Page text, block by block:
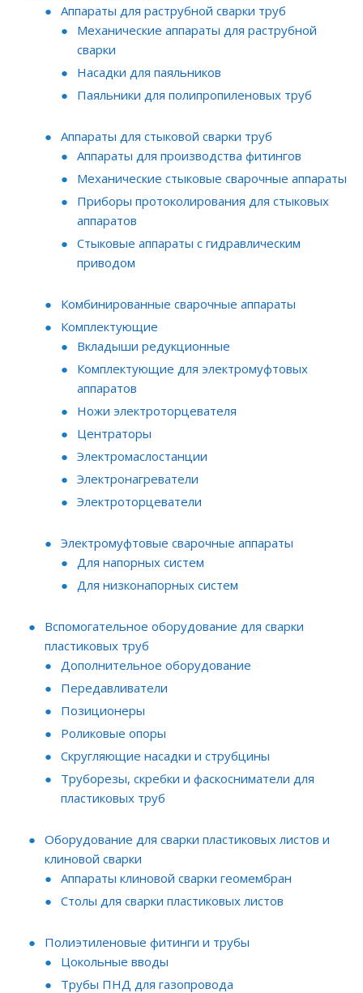
Аппараты для раструбной сварки труб
Механические аппараты для раструбной
сварки
Насадки для паяльников
Паяльники для полипропиленовых труб
Аппараты для стыковой сварки труб
Аппараты для производства фитингов
Механические стыковые сварочные аппараты
Приборы протоколирования для стыковых
аппаратов
Стыковые аппараты с гидравлическим
приводом
Комбинированные сварочные аппараты
Комплектующие
Вкладыши редукционные
Комплектующие для электромуфтовых
аппаратов
Ножи электроторцевателя
Центраторы
Электромаслостанции
Электронагреватели
Электроторцеватели
Электромуфтовые сварочные аппараты
Для напорных систем
Для низконапорных систем
Вспомогательное оборудование для сварки
пластиковых труб
Дополнительное оборудование
Передавливатели
Позиционеры
Роликовые опоры
Скругляющие насадки и струбцины
Труборезы, скребки и фаскосниматели для
пластиковых труб
Оборудование для сварки пластиковых листов и
клиновой сварки
Аппараты клиновой сварки геомембран
Столы для сварки пластиковых листов
Полиэтиленовые фитинги и трубы
Цокольные вводы
Трубы ПНД для газопровода